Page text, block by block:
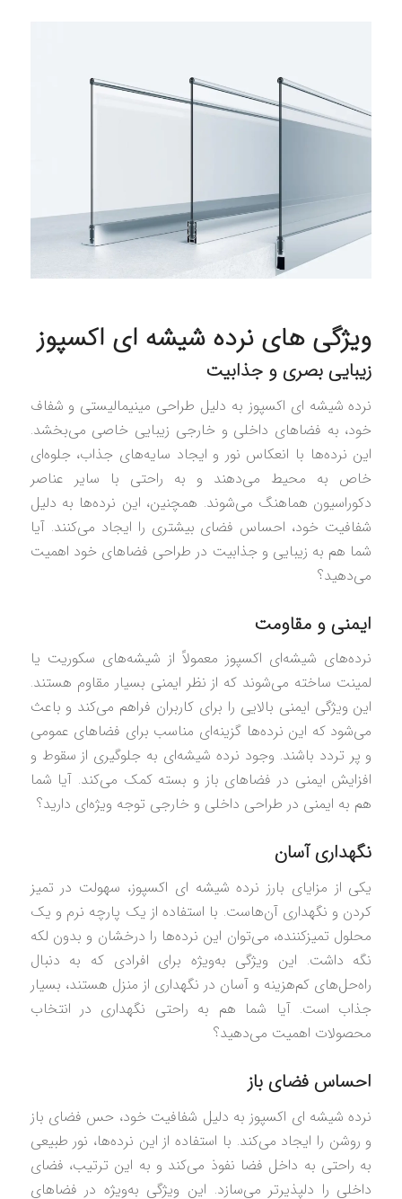
ویژگی‌ های نرده شیشه ای اکسپوز
زیبایی بصری و جذابیت
نرده شیشه ای اکسپوز به دلیل طراحی مینیمالیستی و شفاف
خود، به فضاهای داخلی و خارجی زیبایی خاصی می‌بخشد.
این نرده‌ها با انعکاس نور و ایجاد سایه‌های جذاب، جلوه‌ای
خاص به محیط می‌دهند و به راحتی با سایر عناصر
دکوراسیون هماهنگ می‌شوند. همچنین، این نرده‌ها به دلیل
شفافیت خود، احساس فضای بیشتری را ایجاد می‌کنند. آیا
شما هم به زیبایی و جذابیت در طراحی فضاهای خود اهمیت
می‌دهید؟
ایمنی و مقاومت
نرده‌های شیشه‌ای اکسپوز معمولاً از شیشه‌های سکوریت یا
لمینت ساخته می‌شوند که از نظر ایمنی بسیار مقاوم هستند.
این ویژگی ایمنی بالایی را برای کاربران فراهم می‌کند و باعث
می‌شود که این نرده‌ها گزینه‌ای مناسب برای فضاهای عمومی
و پر تردد باشند. وجود نرده شیشه‌ای به جلوگیری از سقوط و
افزایش ایمنی در فضاهای باز و بسته کمک می‌کند. آیا شما
هم به ایمنی در طراحی داخلی و خارجی توجه ویژه‌ای دارید؟
نگهداری آسان
یکی از مزایای بارز نرده شیشه ای اکسپوز، سهولت در تمیز
کردن و نگهداری آن‌هاست. با استفاده از یک پارچه نرم و یک
محلول تمیزکننده، می‌توان این نرده‌ها را درخشان و بدون لکه
نگه داشت. این ویژگی به‌ویژه برای افرادی که به دنبال
راه‌حل‌های کم‌هزینه و آسان در نگهداری از منزل هستند، بسیار
جذاب است. آیا شما هم به راحتی نگهداری در انتخاب
محصولات اهمیت می‌دهید؟
احساس فضای باز
نرده شیشه ای اکسپوز به دلیل شفافیت خود، حس فضای باز
و روشن را ایجاد می‌کند. با استفاده از این نرده‌ها، نور طبیعی
به راحتی به داخل فضا نفوذ می‌کند و به این ترتیب، فضای
داخلی را دلپذیرتر می‌سازد. این ویژگی به‌ویژه در فضاهای